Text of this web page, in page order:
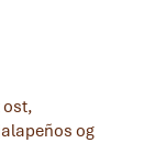
ost,
og